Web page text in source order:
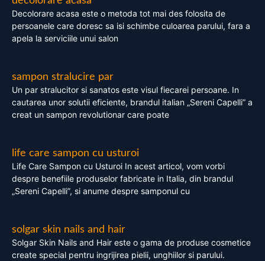
Decolorare acasa este o metoda tot mai des folosita de
persoanele care doresc sa isi schimbe culoarea parului, fara a
apela la serviciile unui salon
sampon stralucire par
Un par stralucitor si sanatos este visul fiecarei persoane. In
cautarea unor solutii eficiente, brandul italian „Sereni Capelli” a
creat un sampon revolutionar care poate
life care sampon cu usturoi
Life Care Sampon cu Usturoi In acest articol, vom vorbi
despre benefiile produselor fabricate in Italia, din brandul
„Sereni Capelli”, si anume despre samponul cu
solgar skin nails and hair
Solgar Skin Nails and Hair este o gama de produse cosmetice
create special pentru ingrijirea pielii, unghiilor si parului.